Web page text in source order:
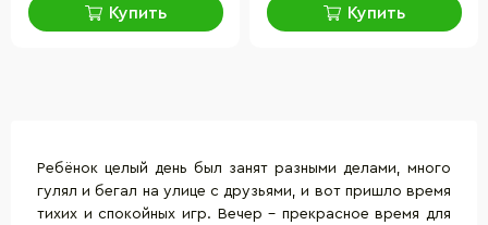
Купить Купить
Ребёнок целый день был занят разными делами, много
гулял и бегал на улице с друзьями, и вот пришло время
тихих и спокойных игр. Вечер – прекрасное время для